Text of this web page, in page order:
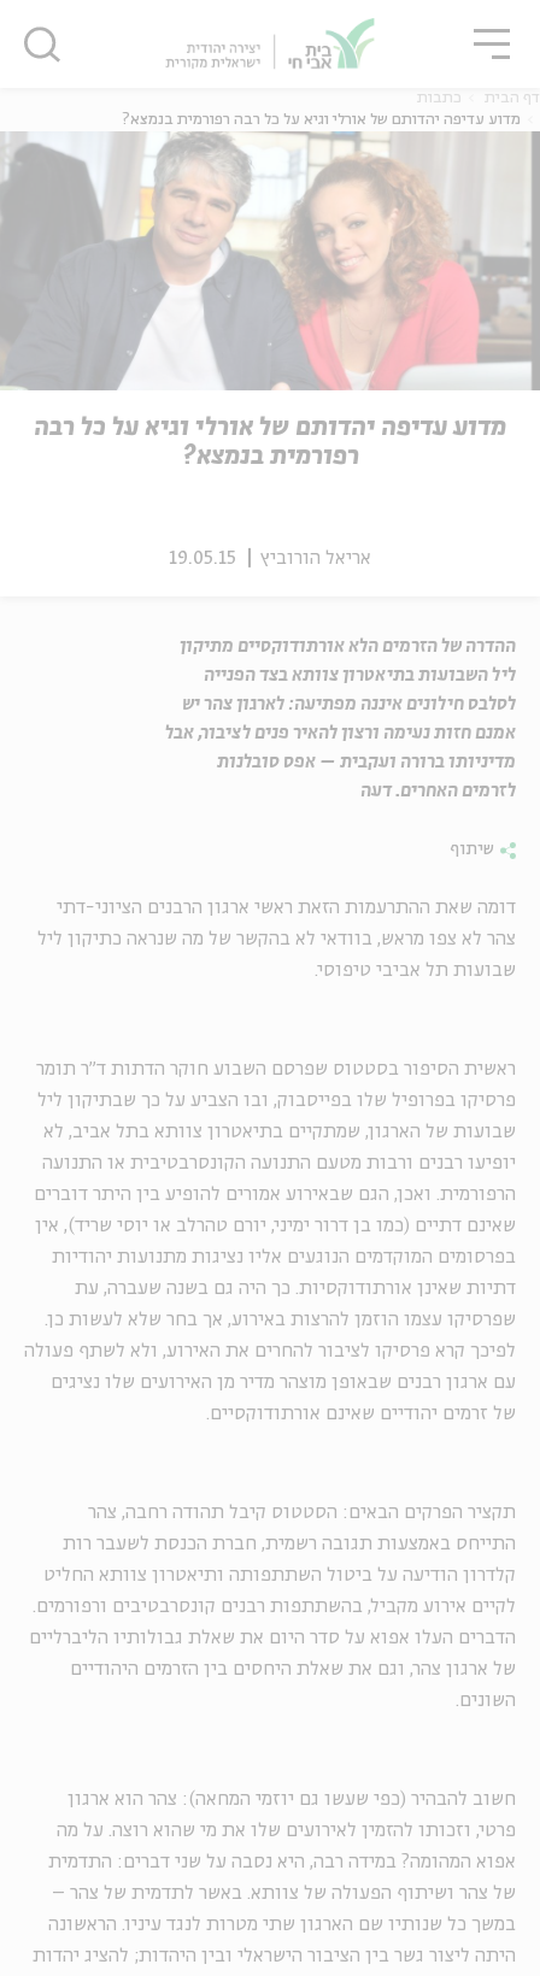
אנגלית
אנגלית
דף הבית
כתבות
מדוע עדיפה יהדותם של אורלי וגיא על כל רבה רפורמית בנמצא?
מדוע עדיפה יהדותם של אורלי וגיא על כל רבה
רפורמית בנמצא?
אריאל הורוביץ 19.05.15
ההדרה של הזרמים הלא אורתודוקסיים מתיקון
ליל השבועות בתיאטרון צוותא בצד הפנייה
לסלבס חילונים איננה מפתיעה: לארגון צהר יש
אמנם חזות נעימה ורצון להאיר פנים לציבור, אבל
מדיניותו ברורה ועקבית – אפס סובלנות
לזרמים האחרים. דעה
שיתוף
דומה שאת ההתרעמות הזאת ראשי ארגון הרבנים הציוני-דתי
צהר לא צפו מראש, בוודאי לא בהקשר של מה שנראה כתיקון ליל
שבועות תל אביבי טיפוסי.
ראשית הסיפור בסטטוס שפרסם השבוע חוקר הדתות ד"ר תומר
פרסיקו בפרופיל שלו בפייסבוק, ובו הצביע על כך שבתיקון ליל
שבועות של הארגון, שמתקיים בתיאטרון צוותא בתל אביב, לא
יופיעו רבנים ורבות מטעם התנועה הקונסרבטיבית או התנועה
הרפורמית. ואכן, הגם שבאירוע אמורים להופיע בין היתר דוברים
שאינם דתיים (כמו בן דרור ימיני, יורם טהרלב או יוסי שריד), אין
בפרסומים המוקדמים הנוגעים אליו נציגות מתנועות יהודיות
דתיות שאינן אורתודוקסיות. כך היה גם בשנה שעברה, עת
שפרסיקו עצמו הוזמן להרצות באירוע, אך בחר שלא לעשות כן.
לפיכך קרא פרסיקו לציבור להחרים את האירוע, ולא לשתף פעולה
עם ארגון רבנים שבאופן מוצהר מדיר מן האירועים שלו נציגים
של זרמים יהודיים שאינם אורתודוקסיים.
תקציר הפרקים הבאים: הסטטוס קיבל תהודה רחבה, צהר
התייחס באמצעות תגובה רשמית, חברת הכנסת לשעבר רות
קלדרון הודיעה על ביטול השתתפותה ותיאטרון צוותא החליט
לקיים אירוע מקביל, בהשתתפות רבנים קונסרבטיבים ורפורמים.
הדברים העלו אפוא על סדר היום את שאלת גבולותיו הליברליים
של ארגון צהר, וגם את שאלת היחסים בין הזרמים היהודיים
השונים.
חשוב להבהיר (כפי שעשו גם יוזמי המחאה): צהר הוא ארגון
פרטי, וזכותו להזמין לאירועים שלו את מי שהוא רוצה. על מה
אפוא המהומה? במידה רבה, היא נסבה על שני דברים: התדמית
של צהר ושיתוף הפעולה של צוותא. באשר לתדמית של צהר –
במשך כל שנותיו שם הארגון שתי מטרות לנגד עיניו. הראשונה
היתה ליצור גשר בין הציבור הישראלי ובין היהדות; להציג יהדות
סגור